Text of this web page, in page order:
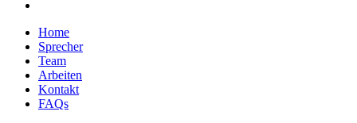
Home
Sprecher
Team
Arbeiten
Kontakt
FAQs